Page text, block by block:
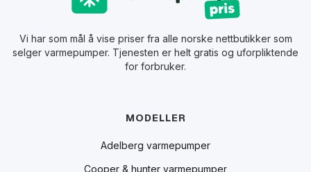
Vi har som mål å vise priser fra alle norske nettbutikker som
selger varmepumper. Tjenesten er helt gratis og uforpliktende
for forbruker.
MODELLER
Adelberg varmepumper
Cooper & hunter varmepumper